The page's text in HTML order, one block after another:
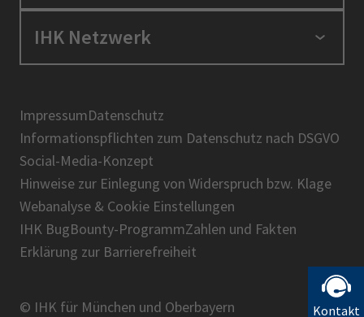
Kontakt
Berufszugang
Über uns
Positionen
Presse
IHK-Magazin
IHK Netzwerk
BIHK
DIHK
AHK
IHK-Standortportal Bayern
ImpressumDatenschutz
Informationspflichten zum Datenschutz nach DSGVO
Social-Media-Konzept
Hinweise zur Einlegung von Widerspruch bzw. Klage
Webanalyse & Cookie Einstellungen
IHK BugBounty-ProgrammZahlen und Fakten
Erklärung zur Barrierefreiheit
© IHK für München und Oberbayern